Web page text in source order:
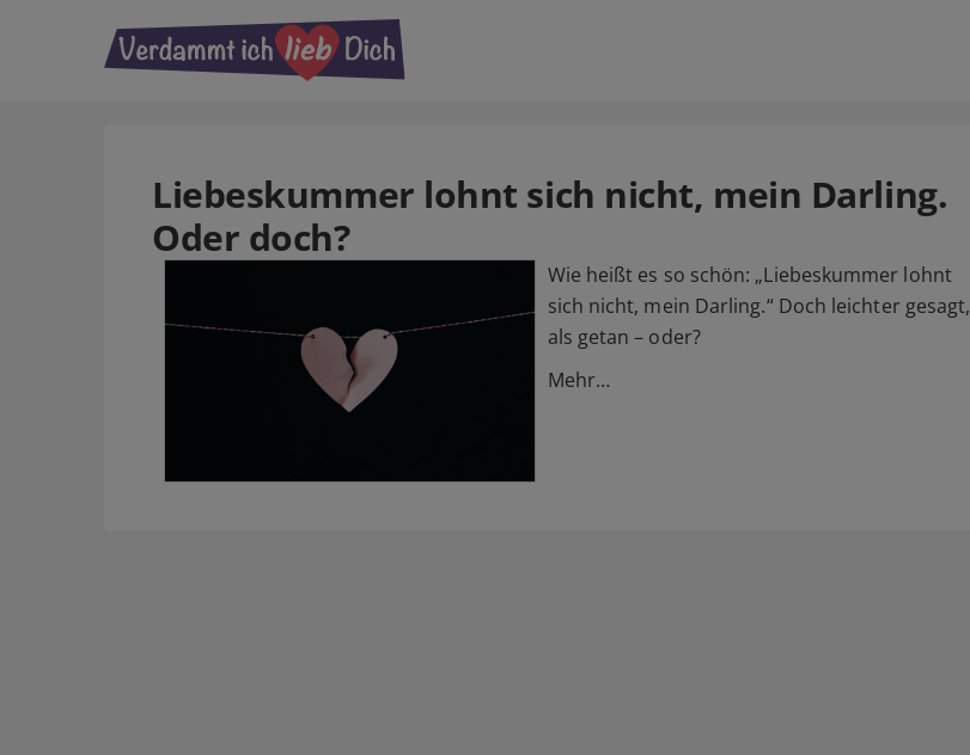
Liebeskummer lohnt sich nicht, mein Darling.
Oder doch?
Wie heißt es so schön: „Liebeskummer lohnt
sich nicht, mein Darling.“ Doch leichter gesagt,
als getan – oder?
Mehr…